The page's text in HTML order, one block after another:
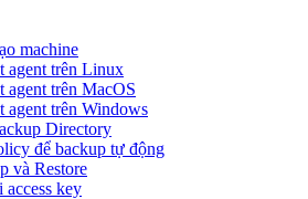
machine
agent trên Linux
agent trên MacOS
agent trên Windows
Directory
để backup tự động
và Restore
access key